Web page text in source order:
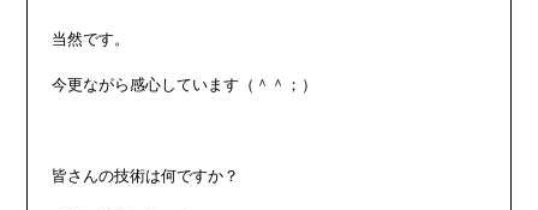
当然です。
今更ながら感心しています（＾＾；）
皆さんの技術は何ですか？